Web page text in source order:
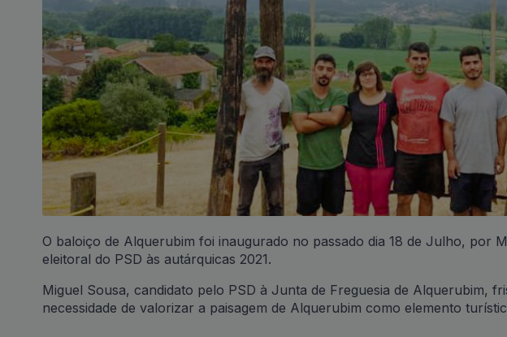
O baloiço de Alquerubim foi inaugurado no passado dia 18 de Julho, por
eleitoral do PSD às autárquicas 2021.
Miguel Sousa, candidato pelo PSD à Junta de Freguesia de Alquerubim,
necessidade de valorizar a paisagem de Alquerubim como elemento